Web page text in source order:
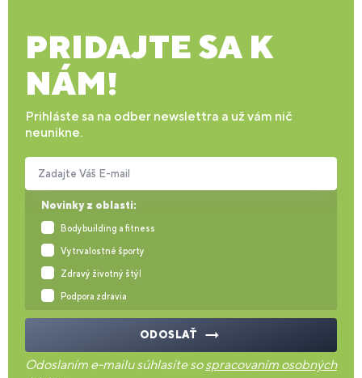
PRIDAJTE SA K
NÁM!
Prihláste sa na odber newslettra a už vám nič
neunikne.
Novinky z oblasti:
Bodybuilding a fitness
Vytrvalostné športy
Zdravý životný štýl
Podpora zdravia
Zadajte Váš E-mail
ODOSLAŤ
Odoslaním e-mailu súhlasíte sospracovaním osobných